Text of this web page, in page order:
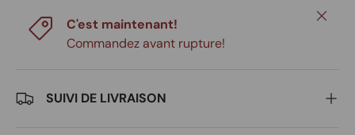
C'est maintenant!
Commandez avant rupture!
Fermer
SUIVI DE LIVRAISON